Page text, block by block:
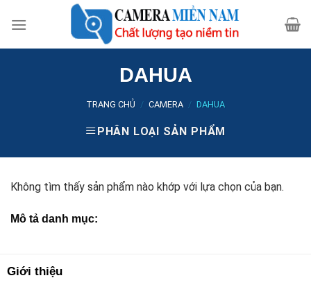
DAHUA
TRANG CHỦ / CAMERA / DAHUA
PHÂN LOẠI SẢN PHẨM
Không tìm thấy sản phẩm nào khớp với lựa chọn của bạn.
Mô tả danh mục:
Giới thiệu